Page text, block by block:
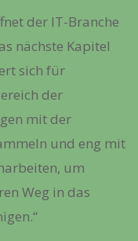
der IT-Branche
nächste Kapitel
sich für
der
mit der
und eng mit
um
Weg in das